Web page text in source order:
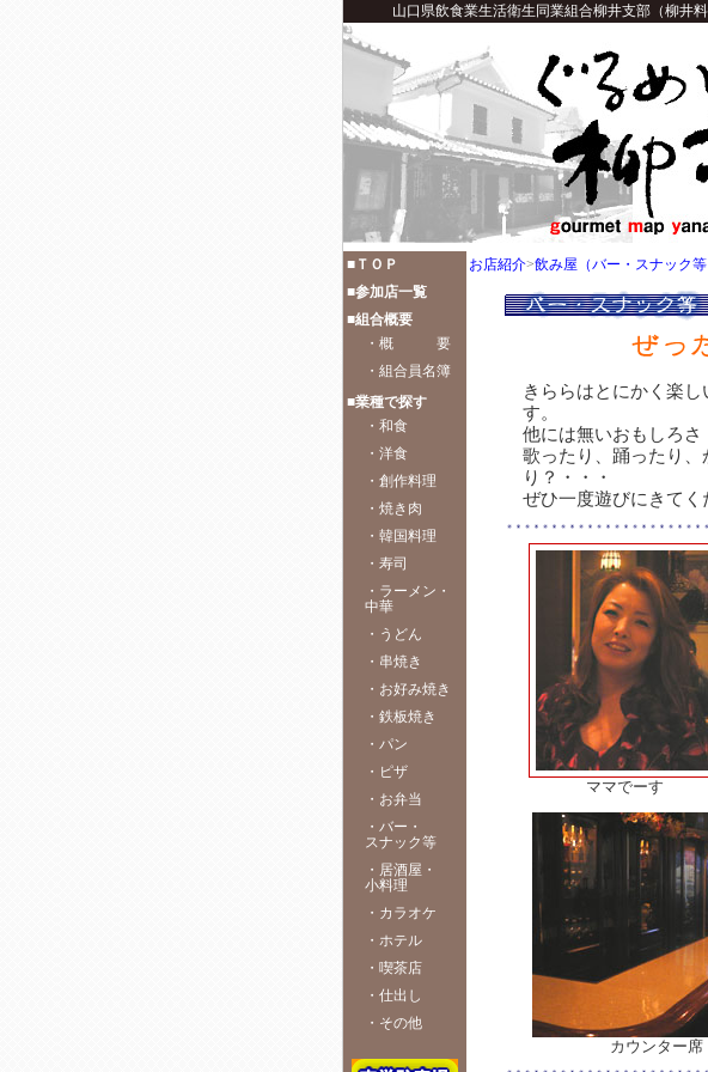
山口県飲食業生活衛生同業組合柳井支部（柳
■ＴＯＰ
■参加店一覧
■組合概要
・ 概 要
・ 組合員名簿
■業種で探す
・ 和食
・ 洋食
・ 創作料理
・ 焼き肉
・ 韓国料理
・ 寿司
・ ラーメン・
中華
・ うどん
・ 串焼き
・ お好み焼き
・ 鉄板焼き
・ パン
・ ピザ
・ お弁当
・ バー・
スナック等
・ 居酒屋・
小料理
・ カラオケ
・ ホテル
・ 喫茶店
・ 仕出し
・ その他
お店紹介>飲み屋（バー・スナック等
きららはとにかく楽し
す。
他には無いおもしろさ
歌ったり、踊ったり、
り？・・・
ぜひ一度遊びにきてく
ママでーす
カウンター